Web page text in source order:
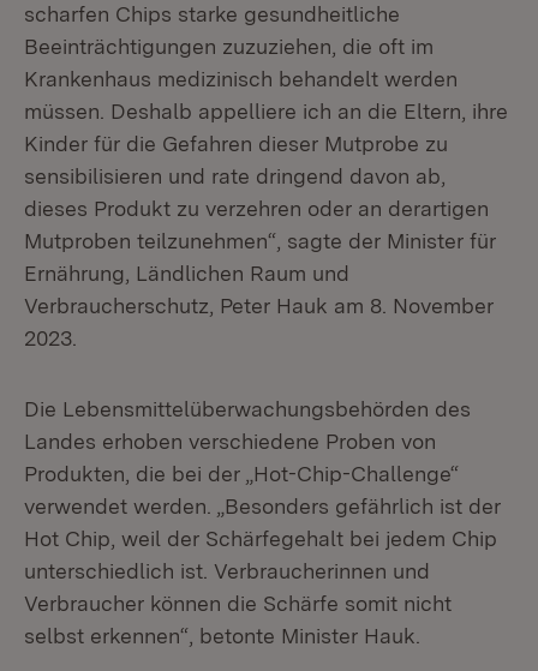
scharfen Chips starke gesundheitliche
Beeinträchtigungen zuzuziehen, die oft im
Krankenhaus medizinisch behandelt werden
müssen. Deshalb appelliere ich an die Eltern, ihre
Kinder für die Gefahren dieser Mutprobe zu
sensibilisieren und rate dringend davon ab,
dieses Produkt zu verzehren oder an derartigen
Mutproben teilzunehmen“, sagte der Minister für
Ernährung, Ländlichen Raum und
Verbraucherschutz, Peter Hauk am 8. November
2023.
Die Lebensmittelüberwachungsbehörden des
Landes erhoben verschiedene Proben von
Produkten, die bei der „Hot-Chip-Challenge“
verwendet werden. „Besonders gefährlich ist der
Hot Chip, weil der Schärfegehalt bei jedem Chip
unterschiedlich ist. Verbraucherinnen und
Verbraucher können die Schärfe somit nicht
selbst erkennen“, betonte Minister Hauk.